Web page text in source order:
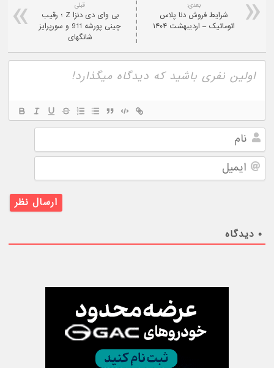
قبلی
بی وای دی دنزا Z ؛ رقیب
چینی پورشه 911 و سورپرایز
شانگهای
بعدی:
شرایط فروش دنا پلاس
اتوماتیک – اردیبهشت ۱۴۰۴
نام
ایمیل
۰ دیدگاه